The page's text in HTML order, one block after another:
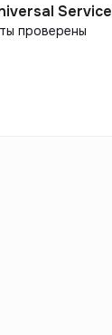
Service
проверены